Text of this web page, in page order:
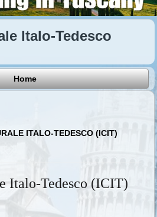
Italo-Tedesco
Home
ITALO-TEDESCO (ICIT)
Italo-Tedesco (ICIT)